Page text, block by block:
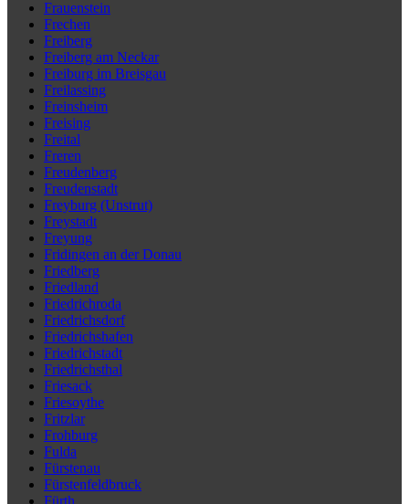
Frauenstein
Frechen
Freiberg
Freiberg am Neckar
Freiburg im Breisgau
Freilassing
Freinsheim
Freising
Freital
Freren
Freudenberg
Freudenstadt
Freyburg (Unstrut)
Freystadt
Freyung
Fridingen an der Donau
Friedberg
Friedland
Friedrichroda
Friedrichsdorf
Friedrichshafen
Friedrichstadt
Friedrichsthal
Friesack
Friesoythe
Fritzlar
Frohburg
Fulda
Fürstenau
Fürstenfeldbruck